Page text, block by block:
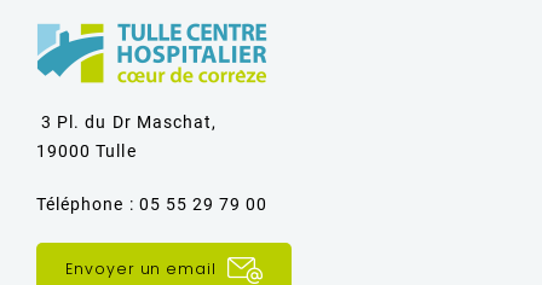
3 Pl. du Dr Maschat,
19000 Tulle
Téléphone : 05 55 29 79 00
Envoyer un email